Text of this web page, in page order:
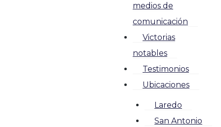
medios de
comunicación
Victorias
notables
Testimonios
Ubicaciones
Laredo
San Antonio